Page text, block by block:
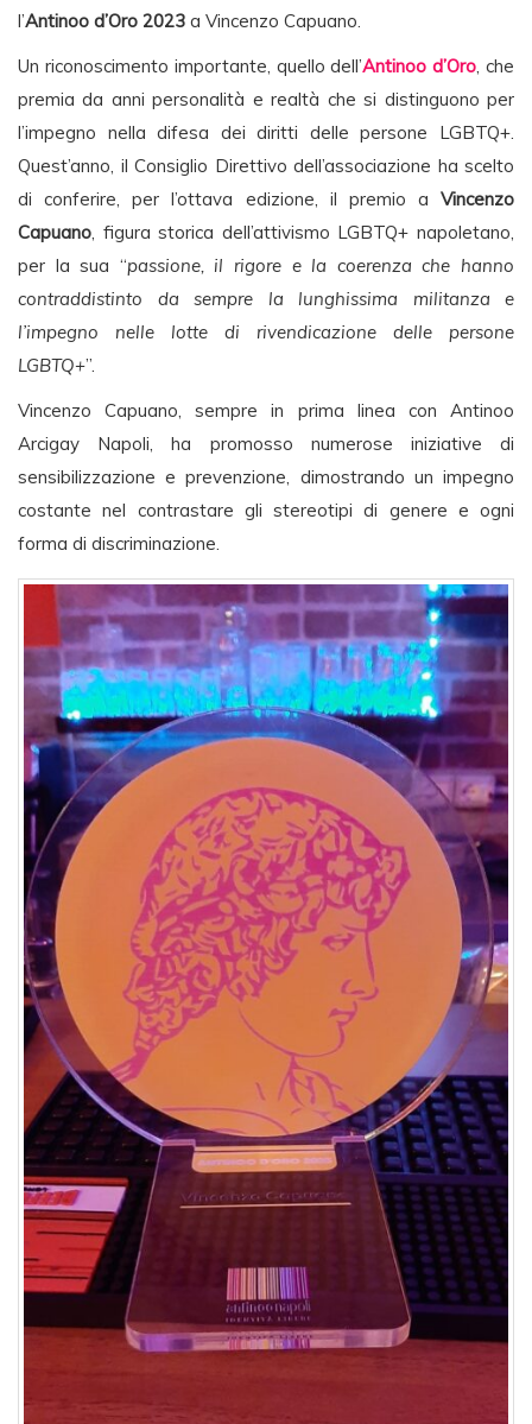
l’Antinoo d’Oro 2023 a Vincenzo Capuano.
Un riconoscimento importante, quello dell’Antinoo d’Oro, che
premia da anni personalità e realtà che si distinguono per
l’impegno nella difesa dei diritti delle persone LGBTQ+.
Quest’anno, il Consiglio Direttivo dell’associazione ha scelto
di conferire, per l’ottava edizione, il premio a Vincenzo
Capuano, figura storica dell’attivismo LGBTQ+ napoletano,
per la sua “passione, il rigore e la coerenza che hanno
contraddistinto da sempre la lunghissima militanza e
l’impegno nelle lotte di rivendicazione delle persone
LGBTQ+”.
Vincenzo Capuano, sempre in prima linea con Antinoo
Arcigay Napoli, ha promosso numerose iniziative di
sensibilizzazione e prevenzione, dimostrando un impegno
costante nel contrastare gli stereotipi di genere e ogni
forma di discriminazione.